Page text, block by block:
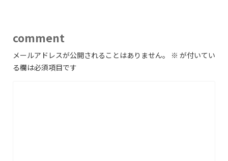
comment
メールアドレスが公開されることはありません。 ※ が付いてい
る欄は必須項目です